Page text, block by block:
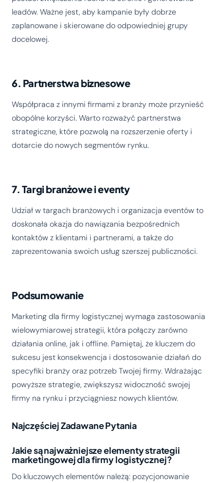
leadów. Ważne jest, aby kampanie były dobrze
zaplanowane i skierowane do odpowiedniej grupy
docelowej.
6. Partnerstwa biznesowe
Współpraca z innymi firmami z branży może przynieść
obopólne korzyści. Warto rozważyć partnerstwa
strategiczne, które pozwolą na rozszerzenie oferty i
dotarcie do nowych segmentów rynku.
7. Targi branżowe i eventy
Udział w targach branżowych i organizacja eventów to
doskonała okazja do nawiązania bezpośrednich
kontaktów z klientami i partnerami, a także do
zaprezentowania swoich usług szerszej publiczności.
Podsumowanie
Marketing dla firmy logistycznej wymaga zastosowania
wielowymiarowej strategii, która połączy zarówno
działania online, jak i offline. Pamiętaj, że kluczem do
sukcesu jest konsekwencja i dostosowanie działań do
specyfiki branży oraz potrzeb Twojej firmy. Wdrażając
powyższe strategie, zwiększysz widoczność swojej
firmy na rynku i przyciągniesz nowych klientów.
Najczęściej Zadawane Pytania
Jakie są najważniejsze elementy strategii
marketingowej dla firmy logistycznej?
Do kluczowych elementów należą: pozycjonowanie